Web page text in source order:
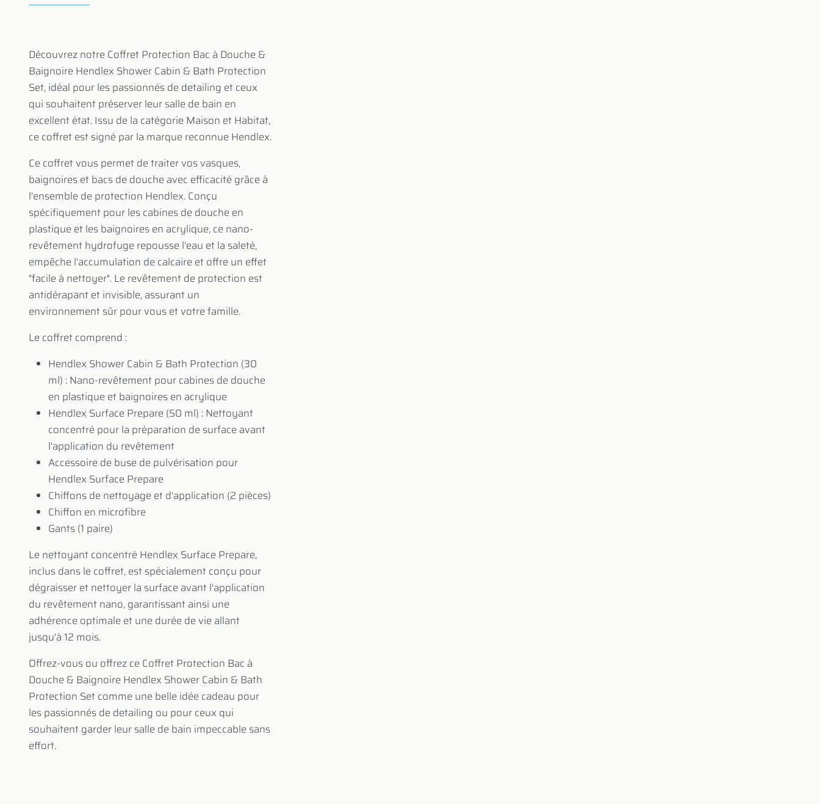
Découvrez notre Coffret Protection Bac à Douche &
Baignoire Hendlex Shower Cabin & Bath Protection
Set, idéal pour les passionnés de detailing et ceux
qui souhaitent préserver leur salle de bain en
excellent état. Issu de la catégorie Maison et Habitat,
ce coffret est signé par la marque reconnue Hendlex.
Ce coffret vous permet de traiter vos vasques,
baignoires et bacs de douche avec efficacité grâce à
l'ensemble de protection Hendlex. Conçu
spécifiquement pour les cabines de douche en
plastique et les baignoires en acrylique, ce nano-
revêtement hydrofuge repousse l'eau et la saleté,
empêche l'accumulation de calcaire et offre un effet
"facile à nettoyer". Le revêtement de protection est
antidérapant et invisible, assurant un
environnement sûr pour vous et votre famille.
Le coffret comprend :
Hendlex Shower Cabin & Bath Protection (30
ml) : Nano-revêtement pour cabines de douche
en plastique et baignoires en acrylique
Hendlex Surface Prepare (50 ml) : Nettoyant
concentré pour la préparation de surface avant
l'application du revêtement
Accessoire de buse de pulvérisation pour
Hendlex Surface Prepare
Chiffons de nettoyage et d'application (2 pièces)
Chiffon en microfibre
Gants (1 paire)
Le nettoyant concentré Hendlex Surface Prepare,
inclus dans le coffret, est spécialement conçu pour
dégraisser et nettoyer la surface avant l'application
du revêtement nano, garantissant ainsi une
adhérence optimale et une durée de vie allant
jusqu'à 12 mois.
Offrez-vous ou offrez ce Coffret Protection Bac à
Douche & Baignoire Hendlex Shower Cabin & Bath
Protection Set comme une belle idée cadeau pour
les passionnés de detailing ou pour ceux qui
souhaitent garder leur salle de bain impeccable sans
effort.